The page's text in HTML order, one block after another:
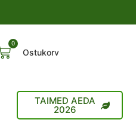
0
Ostukorv
TAIMED AEDA
2026